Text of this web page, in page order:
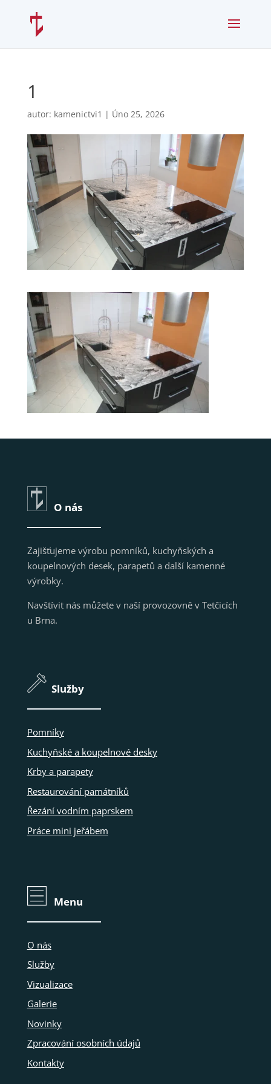
1
autor: kamenictvi1 | Úno 25, 2026
O nás
Zajišťujeme výrobu pomníků, kuchyňských a
koupelnových desek, parapetů a další kamenné
výrobky.
Navštívit nás můžete v naší provozovně v Tetčicích
u Brna.
Služby
Pomníky
Kuchyňské a koupelnové desky
Krby a parapety
Restaurování památníků
Řezání vodním paprskem
Práce mini jeřábem
Menu
O nás
Služby
Vizualizace
Galerie
Novinky
Zpracování osobních údajů
Kontakty